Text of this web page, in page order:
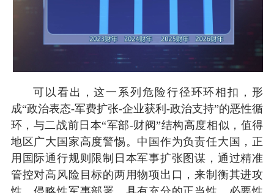
可以看出，这一系列危险行径环环相扣，形
成“政治表态-军费扩张-企业获利-政治支持”的恶性循
环，与二战前日本“军部-财阀”结构高度相似，值得
地区广大国家高度警惕。中国作为负责任大国，正
用国际通行规则限制日本军事扩张图谋，通过精准
管控对高风险目标的两用物项出口，来制衡其进攻